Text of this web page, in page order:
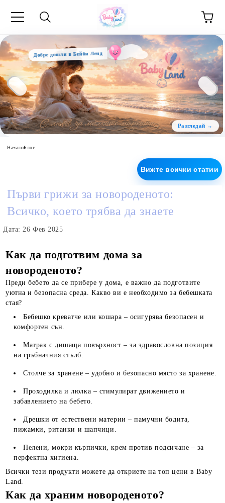
Добре дошли в Бейби Ленд
НачалоБлог
Вижте всички статии
Първи грижи за новороденото:
Всичко, което трябва да знаете
Дата: 26 Фев 2025
Как да подготвим дома за
новороденото?
Преди бебето да се прибере у дома, е важно да подготвите
уютна и безопасна среда. Какво ви е необходимо за бебешката
стая?
Бебешко креватче или кошара – осигурява безопасен и
комфортен сън.
Матрак с дишаща повърхност – за здравословна позиция
на гръбначния стълб.
Столче за хранене – удобно и безопасно място за хранене.
Проходилка и люлка – стимулират движението и
забавлението на бебето.
Дрешки от естествени материи – памучни бодита,
пижамки, ританки и шапчици.
Пелени, мокри кърпички, крем против подсичане – за
перфектна хигиена.
Всички тези продукти можете да откриете на топ цени в Baby
Land.
Как да храним новороденото?